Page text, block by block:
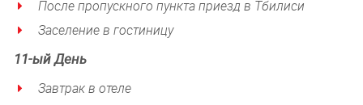
После пропускного пункта приезд в Тбилиси
Заселение в гостиницу
11-ыйДень
Завтрак в отеле